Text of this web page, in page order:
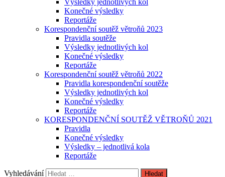
Výsledky jednotlivých kol
Konečné výsledky
Reportáže
Korespondenční soutěž větroňů 2023
Pravidla soutěže
Výsledky jednotlivých kol
Konečné výsledky
Reportáže
Korespondenční soutěž větroňů 2022
Pravidla korespondenční soutěže
Výsledky jednotlivých kol
Konečné výsledky
Reportáže
KORESPONDENČNÍ SOUTĚŽ VĚTROŇŮ 2021
Pravidla
Konečné výsledky
Výsledky – jednotlivá kola
Reportáže
Vyhledávání